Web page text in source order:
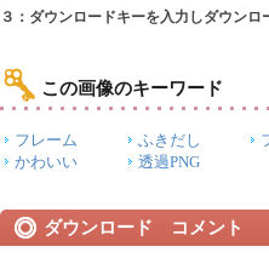
３：ダウンロードキーを入力しダウンロ
この画像のキーワード
フレーム ふきだし
かわいい
透過PNG
ダウンロード コメント